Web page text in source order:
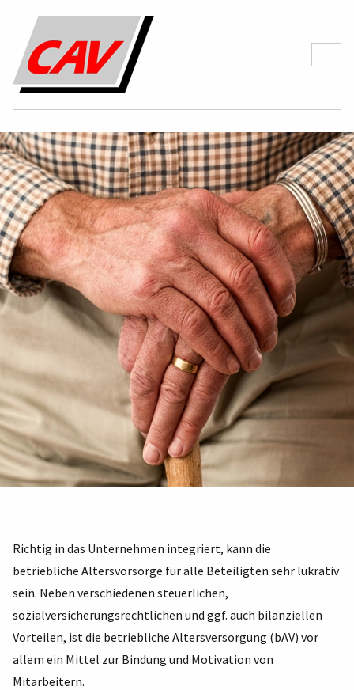
Richtig in das Unternehmen integriert, kann die
betriebliche Altersvorsorge für alle Beteiligten sehr lukrativ
sein. Neben verschiedenen steuerlichen,
sozialversicherungsrechtlichen und ggf. auch bilanziellen
Vorteilen, ist die betriebliche Altersversorgung (bAV) vor
allem ein Mittel zur Bindung und Motivation von
Mitarbeitern.